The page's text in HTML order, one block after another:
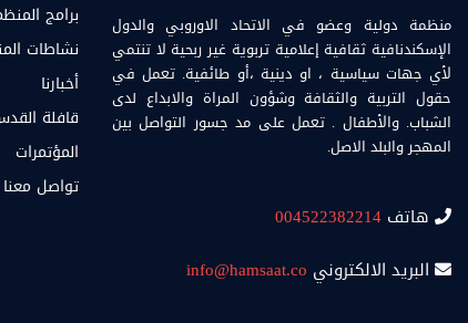
منظمة دولية وعضو في الاتحاد الاوروبي والدول
الإسكندنافية ثقافية إعلامية تربوية غير ربحية لا تنتمي
لأي جهات سياسية ، او دينية ،أو طائفية. تعمل في
حقول التربية والثقافة وشؤون المراة والابداع لدى
الشباب. والأطفال . تعمل على مد جسور التواصل بين
المهجر والبلد الاصل.
هاتف 004522382214
البريد الالكتروني info@hamsaat.co
برامج
نشاطات
أخبارنا
قافلة
المؤتمرات
تواصل معنا